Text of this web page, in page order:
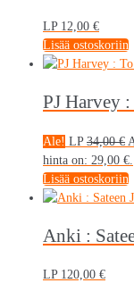
LP 12,00 €
Lisää ostoskoriin
PJ Harvey
Ale! LP 34,00€
hinta on: 29,00 €.
Lisää ostoskoriin
Anki :
LP 120,00 €